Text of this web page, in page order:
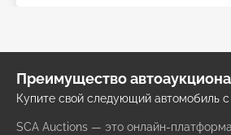
Преимущество автоаукциона
Купите свой следующий автомобиль с
SCA Auctions — это онлайн-